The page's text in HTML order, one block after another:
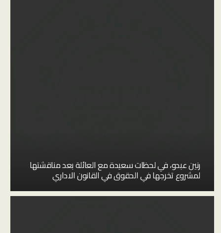
رنين عبدو، في لحظات سعيدة مع العائلة بعد مناقشتها
لمشروع تخرجها في الحقوق في القانون الاداري